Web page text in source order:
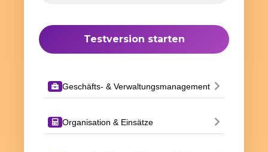
Testversion starten
Geschäfts- & Verwaltungsmanagement
Organisation & Einsätze